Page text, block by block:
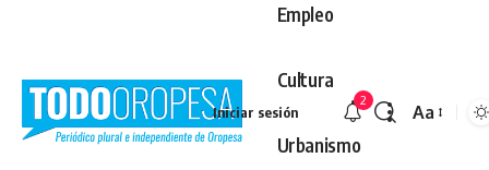
Empleo
Cultura
Urbanismo
Iniciar sesión
2
Aa